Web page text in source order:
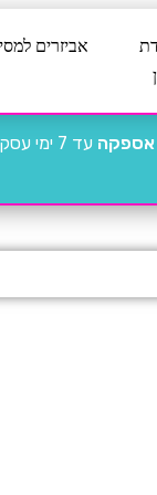
אביזרים
אספקה עד 7 ימי עסקים